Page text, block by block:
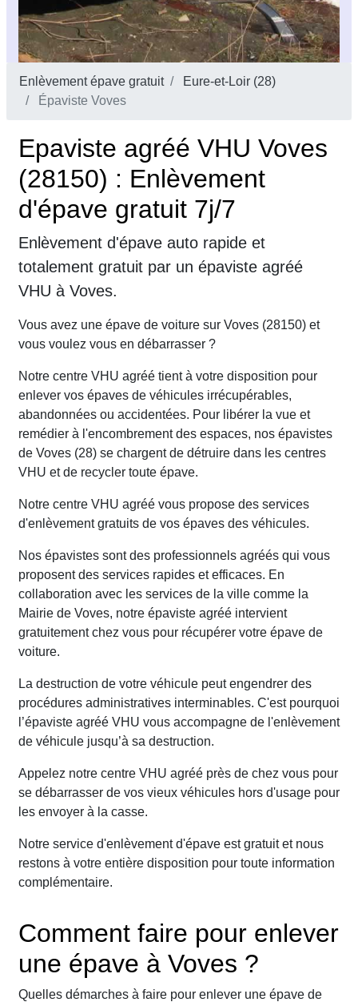
Enlèvement épave gratuit
Eure-et-Loir (28)
Épaviste Voves
Epaviste agréé VHU Voves
(28150) : Enlèvement
d'épave gratuit 7j/7
Enlèvement d'épave auto rapide et
totalement gratuit par un épaviste agréé
VHU à Voves.
Vous avez une épave de voiture sur Voves (28150) et
vous voulez vous en débarrasser ?
Notre centre VHU agréé tient à votre disposition pour
enlever vos épaves de véhicules irrécupérables,
abandonnées ou accidentées. Pour libérer la vue et
remédier à l'encombrement des espaces, nos épavistes
de Voves (28) se chargent de détruire dans les centres
VHU et de recycler toute épave.
Notre centre VHU agréé vous propose des services
d'enlèvement gratuits de vos épaves des véhicules.
Nos épavistes sont des professionnels agréés qui vous
proposent des services rapides et efficaces. En
collaboration avec les services de la ville comme la
Mairie de Voves, notre épaviste agréé intervient
gratuitement chez vous pour récupérer votre épave de
voiture.
La destruction de votre véhicule peut engendrer des
procédures administratives interminables. C'est pourquoi
l’épaviste agréé VHU vous accompagne de l'enlèvement
de véhicule jusqu’à sa destruction.
Appelez notre centre VHU agréé près de chez vous pour
se débarrasser de vos vieux véhicules hors d'usage pour
les envoyer à la casse.
Notre service d'enlèvement d'épave est gratuit et nous
restons à votre entière disposition pour toute information
complémentaire.
Comment faire pour enlever
une épave à Voves ?
Quelles démarches à faire pour enlever une épave de